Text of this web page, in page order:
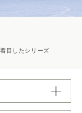
目したシリーズ